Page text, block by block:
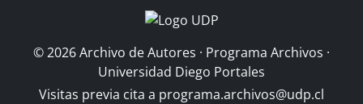
© 2026 Archivo de Autores · Programa Archivos ·
Universidad Diego Portales
Visitas previa cita a programa.archivos@udp.cl